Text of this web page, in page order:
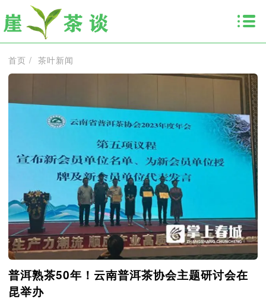
首页 /茶叶新闻
普洱熟茶50年！云南普洱茶协会主题研讨会在
昆举办